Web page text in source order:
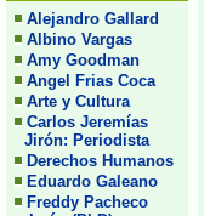
Alejandro Gallard
Albino Vargas
Amy Goodman
Angel Frias Coca
Arte y Cultura
Carlos Jeremías
Jirón: Periodista
Derechos Humanos
Eduardo Galeano
Freddy Pacheco